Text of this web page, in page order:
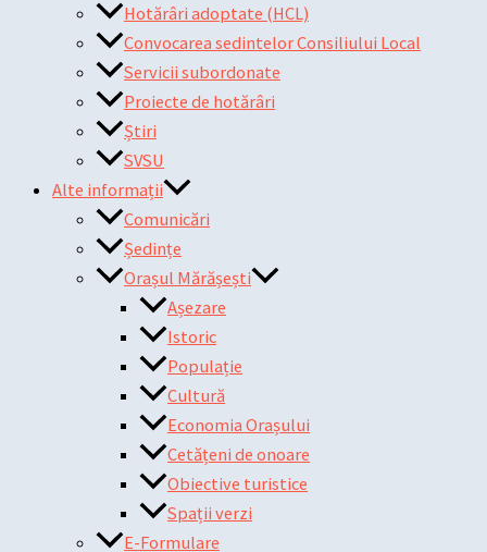
Hotărâri adoptate (HCL)
Convocarea sedintelor Consiliului Local
Servicii subordonate
Proiecte de hotărâri
Știri
SVSU
Alte informații
Comunicări
Ședințe
Orașul Mărășești
Așezare
Istoric
Populație
Cultură
Economia Orașului
Cetățeni de onoare
Obiective turistice
Spații verzi
E-Formulare